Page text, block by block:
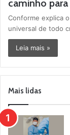
caminho
Conforme explica
universal de todo
Leia mais »
Mais lidas